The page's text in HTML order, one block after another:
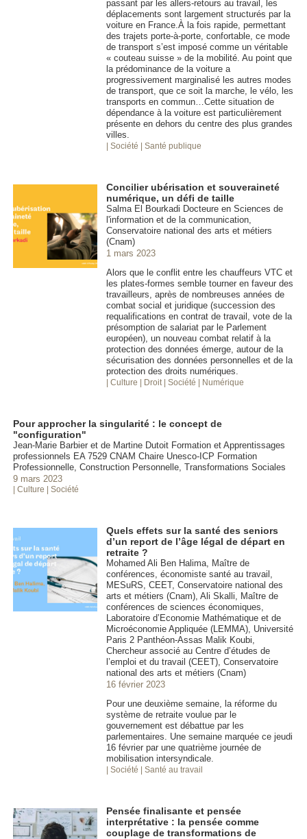
passant par les allers-retours au travail, les
déplacements sont largement structurés par la
voiture en France.À la fois rapide, permettant
des trajets porte-à-porte, confortable, ce mode
de transport s’est imposé comme un véritable
« couteau suisse » de la mobilité. Au point que
la prédominance de la voiture a
progressivement marginalisé les autres modes
de transport, que ce soit la marche, le vélo, les
transports en commun…Cette situation de
dépendance à la voiture est particulièrement
présente en dehors du centre des plus grandes
villes.
| Société | Santé publique
Concilier ubérisation et souveraineté
numérique, un défi de taille
Salma El Bourkadi Docteure en Sciences de
l'information et de la communication,
Conservatoire national des arts et métiers
(Cnam)
1 mars 2023
Alors que le conflit entre les chauffeurs VTC et
les plates-formes semble tourner en faveur des
travailleurs, après de nombreuses années de
combat social et juridique (succession des
requalifications en contrat de travail, vote de la
présomption de salariat par le Parlement
européen), un nouveau combat relatif à la
protection des données émerge, autour de la
sécurisation des données personnelles et de la
protection des droits numériques.
| Culture | Droit | Société | Numérique
Pour approcher la singularité : le concept de
"configuration"
Jean-Marie Barbier et de Martine Dutoit Formation et Apprentissages
professionnels EA 7529 CNAM Chaire Unesco-ICP Formation
Professionnelle, Construction Personnelle, Transformations Sociales
9 mars 2023
| Culture | Société
Quels effets sur la santé des seniors
d’un report de l’âge légal de départ en
retraite ?
Mohamed Ali Ben Halima, Maître de
conférences, économiste santé au travail,
MESuRS, CEET, Conservatoire national des
arts et métiers (Cnam), Ali Skalli, Maître de
conférences de sciences économiques,
Laboratoire d’Economie Mathématique et de
Microéconomie Appliquée (LEMMA), Université
Paris 2 Panthéon-Assas Malik Koubi,
Chercheur associé au Centre d’études de
l’emploi et du travail (CEET), Conservatoire
national des arts et métiers (Cnam)
16 février 2023
Pour une deuxième semaine, la réforme du
système de retraite voulue par le
gouvernement est débattue par les
parlementaires. Une semaine marquée ce jeudi
16 février par une quatrième journée de
mobilisation intersyndicale.
| Société | Santé au travail
Pensée finalisante et pensée
interprétative : la pensée comme
couplage de transformations de